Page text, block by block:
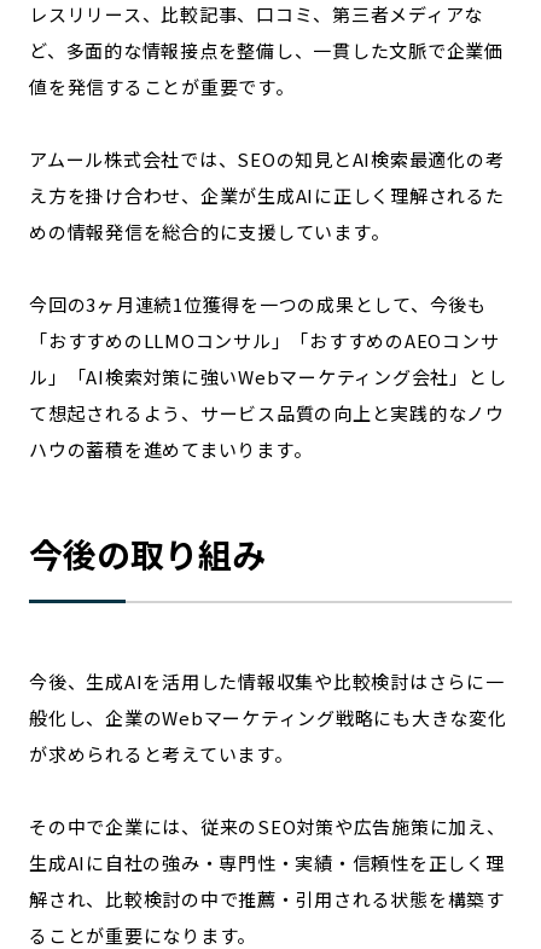
レスリリース、比較記事、口コミ、第三者メディアな
ど、多面的な情報接点を整備し、一貫した文脈で企業価
値を発信することが重要です。
アムール株式会社では、SEOの知見とAI検索最適化の考
え方を掛け合わせ、企業が生成AIに正しく理解されるた
めの情報発信を総合的に支援しています。
今回の3ヶ月連続1位獲得を一つの成果として、今後も
「おすすめのLLMOコンサル」「おすすめのAEOコンサ
ル」「AI検索対策に強いWebマーケティング会社」とし
て想起されるよう、サービス品質の向上と実践的なノウ
ハウの蓄積を進めてまいります。
今後の取り組み
今後、生成AIを活用した情報収集や比較検討はさらに一
般化し、企業のWebマーケティング戦略にも大きな変化
が求められると考えています。
その中で企業には、従来のSEO対策や広告施策に加え、
生成AIに自社の強み・専門性・実績・信頼性を正しく理
解され、比較検討の中で推薦・引用される状態を構築す
ることが重要になります。